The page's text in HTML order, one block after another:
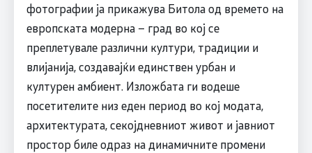
фотографии ја прикажува Битола од времето на
европската модерна – град во кој се
преплетувале различни култури, традиции и
влијанија, создавајќи единствен урбан и
културен амбиент. Изложбата ги водеше
посетителите низ еден период во кој модата,
архитектурата, секојдневниот живот и јавниот
простор биле одраз на динамичните промени